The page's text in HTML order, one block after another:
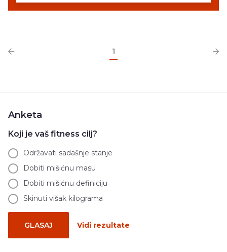
1
Anketa
Koji je vaš fitness cilj?
Održavati sadašnje stanje
Dobiti mišićnu masu
Dobiti mišićnu definiciju
Skinuti višak kilograma
GLASAJ Vidi rezultate